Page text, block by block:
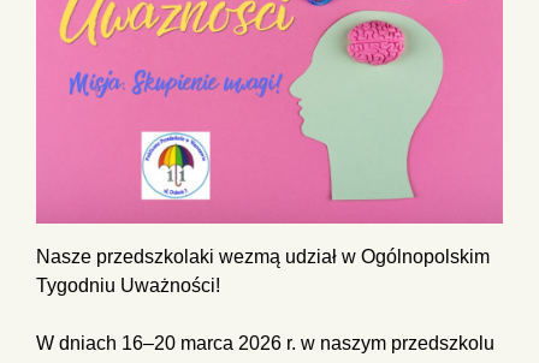
Nasze przedszkolaki wezmą udział w Ogólnopolskim
Tygodniu Uważności!
W dniach 16–20 marca 2026 r. w naszym przedszkolu